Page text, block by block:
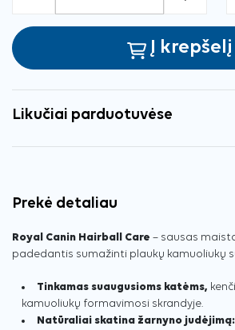
Į krepšelį
Likučiai parduotuvėse
Prekė detaliau
Royal Canin Hairball Care – sausas
padedantis sumažinti plaukų kamuoliukų
Tinkamas suaugusioms katėms,
kamuoliukų formavimosi skrandyje.
Natūraliai skatina žarnyno judėjimą: